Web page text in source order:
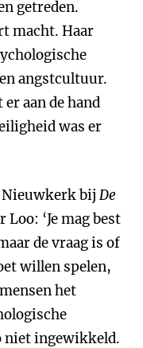
getreden.
macht. Haar
angstcultuur.
aan de hand
was er
Nieuwkerk bij De
Loo: ‘Je mag best
de vraag is of
willen spelen,
het
niet ingewikkeld.